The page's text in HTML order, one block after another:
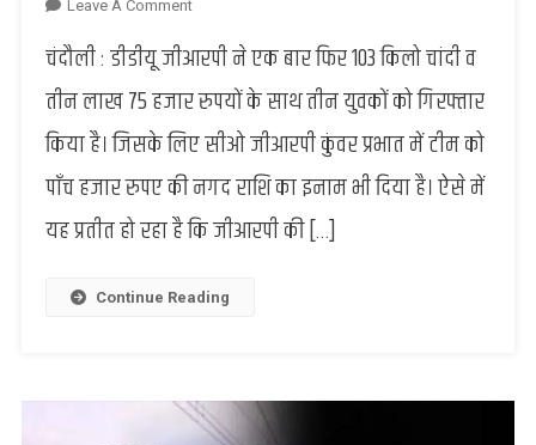
Leave A CommentOn
:
जीआरपी
ने
फिर
चांदी
की
पदार्थ
से
चंदौली : डीडीयू जीआरपी ने एक बार फिर 103 किलो चांदी व
तीन लाख 75 हजार रुपयों के साथ तीन युवकों को गिरफ्तार
किया है। जिसके लिए सीओ जीआरपी कुंवर प्रभात में टीम को
पाँच हजार रुपए की नगद राशि का इनाम भी दिया है। ऐसे में
यह प्रतीत हो रहा है कि जीआरपी की […]
Continue Reading